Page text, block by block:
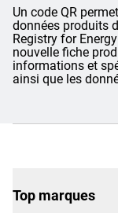
Un code QR
données produits
Registry for
nouvelle fiche
informations et
ainsi que les
Top marques